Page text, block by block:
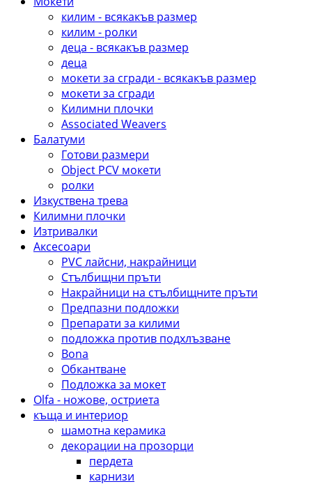
килим - всякакъв размер
килим - ролки
деца - всякакъв размер
деца
мокети за сгради - всякакъв размер
мокети за сгради
Килимни плочки
Associated Weavers
Балатуми
Готови размери
Object PCV мокети
ролки
Изкуствена трева
Килимни плочки
Изтривалки
Aксесоари
PVC лайсни, накрайници
Стълбищни пръти
Накрайници на стълбищните пръти
Предпазни подложки
Препарати за килими
подложка против подхлъзване
Bona
Обкантване
Подложка за мокет
Olfa - ножове, остриета
къща и интериор
шамотна керамика
декорации на прозорци
пердета
карнизи